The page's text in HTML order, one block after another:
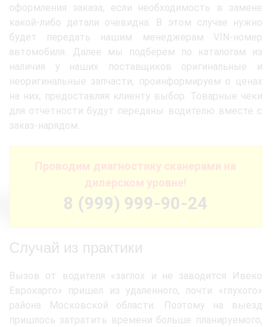
оформления заказа, если необходимость в замене
какой-либо детали очевидна. В этом случае нужно
будет передать нашим менеджерам VIN-номер
автомобиля. Далее мы подберем по каталогам из
наличия у наших поставщиков оригинальные и
неоригинальные запчасти, проинформируем о ценах
на них, предоставляя клиенту выбор. Товарные чеки
для отчетности будут переданы водителю вместе с
заказ-нарядом.
Проводим диагностику сканерами на
дилерском уровне!
8 (999) 999-90-24
Случай из практики
Вызов от водителя «заглох и не заводится Ивеко
Еврокарго» пришел из удаленного, почти «глухого»
района Московской области. Поэтому на выезд
пришлось затратить времени больше планируемого,